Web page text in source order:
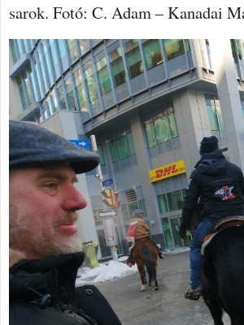
sarok. Fotó: C. Adam – Kanadai